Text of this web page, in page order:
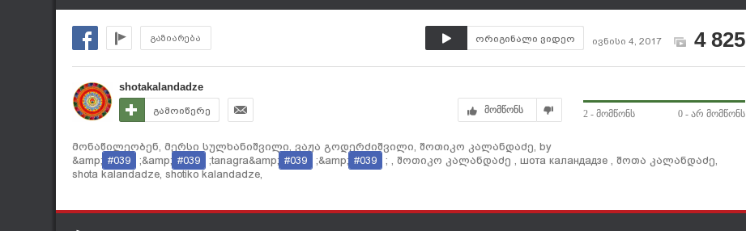
გაზიარება ორიგინალი ვიდეო ივნისი 4, 2017 4 825
shotakalandadze
გამოიწერე მომწონს 2 - მომწონს 0 - არ მომწონს
მონაწილეობენ, მერსი სულხანიშვილი, ვაჟა გოდერძიშვილი, შოთიკო კალანდაძე, by
&amp; #039 ;&amp; #039 ;tanagra&amp; #039 ;&amp; #039
; , შოთიკო კალანდაძე , шота каландадзе , შოთა კალანდაძე,
shota kalandadze, shotiko kalandadze,